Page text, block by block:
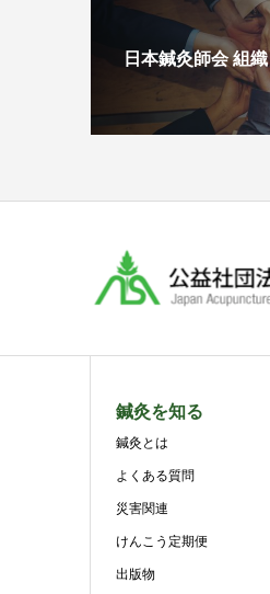
日本鍼灸師会 組織
鍼灸を知る
鍼灸とは
よくある質問
災害関連
けんこう定期便
出版物